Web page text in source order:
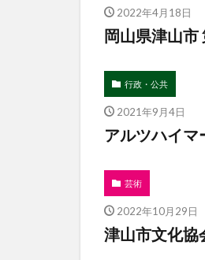
2022年4月18日
岡山県津山市
行政・公共
2021年9月4日
アルツハイマ
芸術
2022年10月29日
津山市文化協